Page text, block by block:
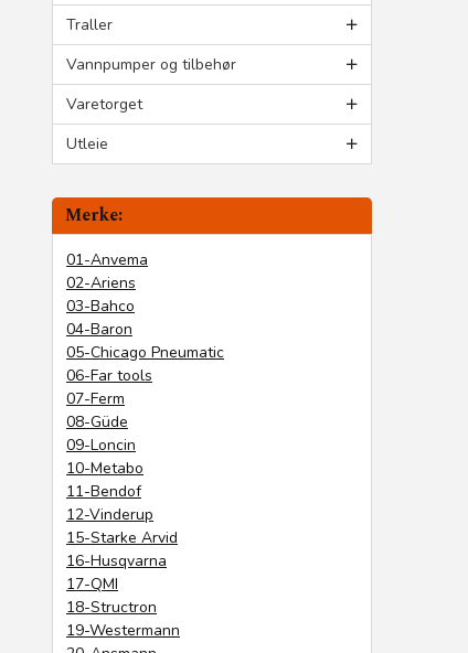
Traller
Vannpumper og tilbehør
Varetorget
Utleie
Merke:
01-Anvema
02-Ariens
03-Bahco
04-Baron
05-Chicago Pneumatic
06-Far tools
07-Ferm
08-Güde
09-Loncin
10-Metabo
11-Bendof
12-Vinderup
15-Starke Arvid
16-Husqvarna
17-QMI
18-Structron
19-Westermann